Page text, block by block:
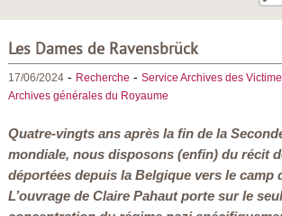
Les Dames de Ravensbrück
17/06/2024- Recherche - Service Archives des
Archives générales du Royaume
Quatre-vingts ans après la fin de la
mondiale, nous disposons (enfin) du récit
déportées depuis la Belgique vers le camp
L’ouvrage de Claire Pahaut porte sur le